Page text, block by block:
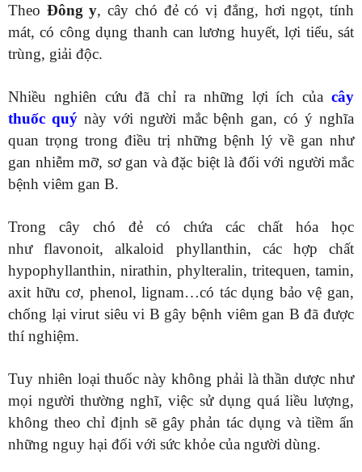
Theo Đông y, cây chó đẻ có vị đắng, hơi ngọt, tính
mát, có công dụng thanh can lương huyết, lợi tiểu, sát
trùng, giải độc.
Nhiều nghiên cứu đã chỉ ra những lợi ích của cây
thuốc quýnày với người mắc bệnh gan, có ý nghĩa
quan trọng trong điều trị những bệnh lý về gan như
gan nhiễm mỡ, sơ gan và đặc biệt là đối với người mắc
bệnh viêm gan B.
Trong cây chó đẻ có chứa các chất hóa học
như flavonoit, alkaloid phyllanthin, các hợp chất
hypophyllanthin, nirathin, phylteralin, tritequen, tamin,
axit hữu cơ, phenol, lignam…có tác dụng bảo vệ gan,
chống lại virut siêu vi B gây bệnh viêm gan B đã được
thí nghiệm.
Tuy nhiên loại thuốc này không phải là thần dược như
mọi người thường nghĩ, việc sử dụng quá liều lượng,
không theo chỉ định sẽ gây phản tác dụng và tiềm ẩn
những nguy hại đối với sức khỏe của người dùng.